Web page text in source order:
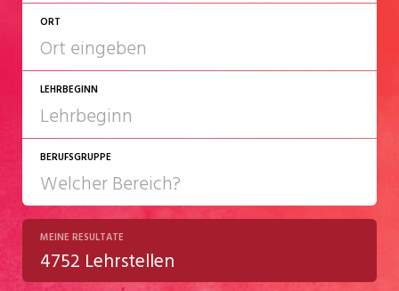
ORT
LEHRBEGINN
2027
2028
BERUFSGRUPPE
Chemie/Pharma
Gastgewerbe
MEINE RESULTATE
4752 Lehrstellen